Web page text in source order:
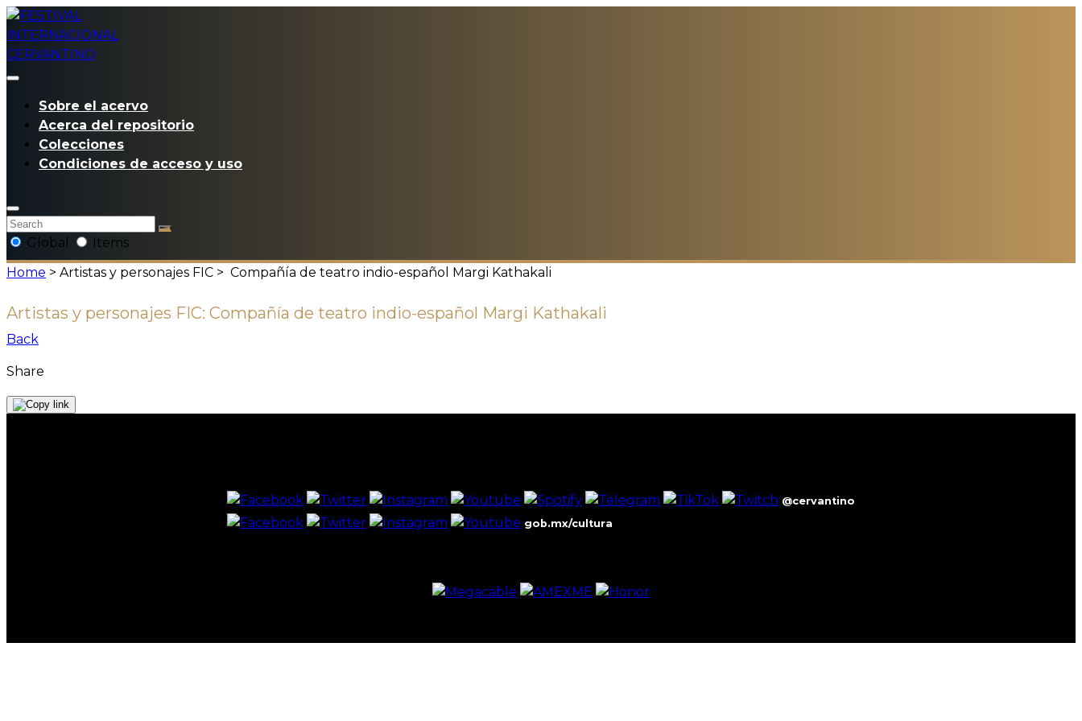
Sobre el acervo
Acerca del repositorio
Colecciones
Condiciones de acceso y uso
Global
Items
Home > Artistas y personajes FIC > Compañía de teatro indio-español Margi Kathakali
Artistas y personajes FIC: Compañía de teatro indio-español Margi Kathakali
Back
Share
@cervantino
gob.mx/cultura